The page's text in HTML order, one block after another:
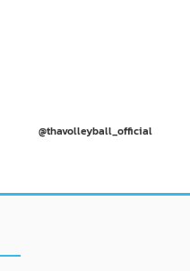
@thavolleyball_official